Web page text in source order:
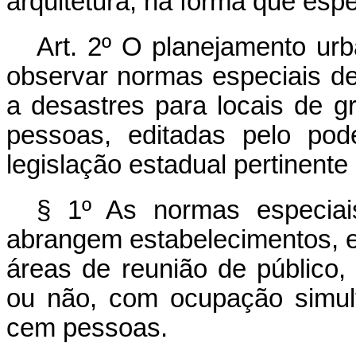
Art. 2º O planejamento
observar normas especiais
a desastres para locais de
pessoas, editadas pelo
legislação estadual
§ 1º As normas
abrangem estabelecimentos,
áreas de reunião de
ou não, com ocupação
cem pessoas.